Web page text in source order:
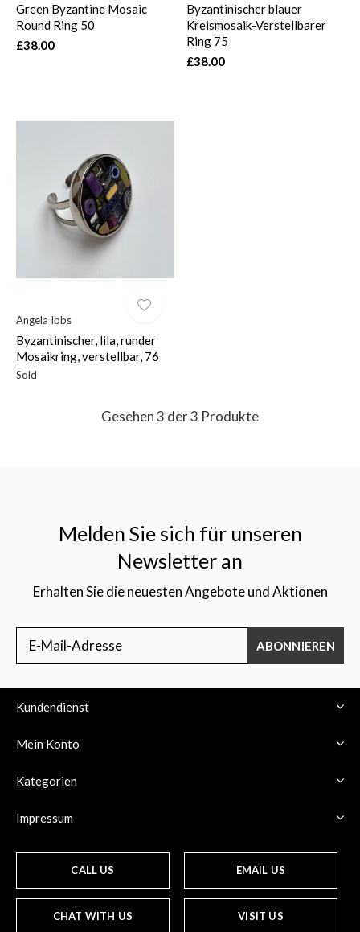
Green Byzantine Mosaic
Round Ring 50
£38.00
Byzantinischer blauer
Kreismosaik-Verstellbarer
Ring 75
£38.00
Angela Ibbs
Byzantinischer, lila, runder
Mosaikring, verstellbar, 76
Sold
Gesehen 3 der 3 Produkte
Melden Sie sich für unseren
Newsletter an
Erhalten Sie die neuesten Angebote und Aktionen
ABONNIEREN
Kundendienst
Mein Konto
Kategorien
Impressum
CALL US EMAIL US
CHAT WITH US VISIT US